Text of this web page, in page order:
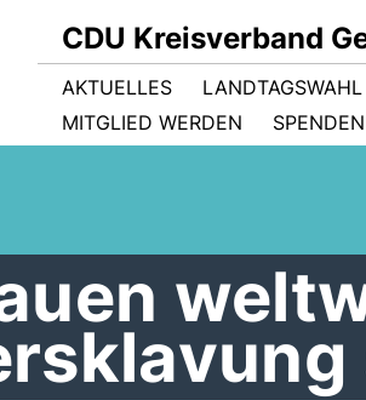
CDU Kreisverband
AKTUELLES
MITGLIED WERDEN
SPENDEN